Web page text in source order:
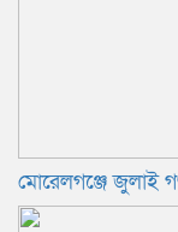
মোরেলগঞ্জে জুলাই